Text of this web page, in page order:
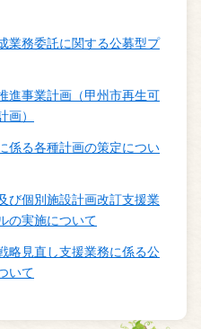
業務委託に関する公募型プ
進事業計画（甲州市再生可
）
係る各種計画の策定につい
び個別施設計画改訂支援業
の実施について
略見直し支援業務に係る公
いて